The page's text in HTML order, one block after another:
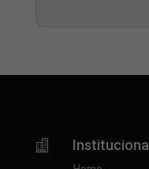
 Institucional